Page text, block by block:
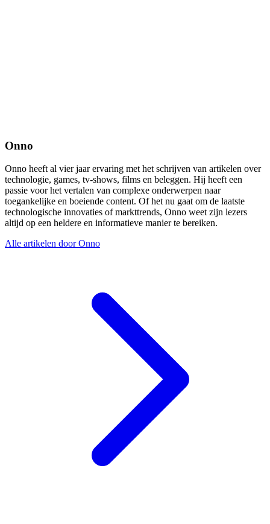
Onno
Onno heeft al vier jaar ervaring met het schrijven van artikelen over
technologie, games, tv-shows, films en beleggen. Hij heeft een
passie voor het vertalen van complexe onderwerpen naar
toegankelijke en boeiende content. Of het nu gaat om de laatste
technologische innovaties of markttrends, Onno weet zijn lezers
altijd op een heldere en informatieve manier te bereiken.
Alle artikelen door Onno